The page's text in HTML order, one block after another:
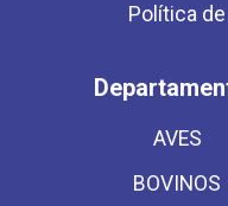
Política
AVES
BOVINOS